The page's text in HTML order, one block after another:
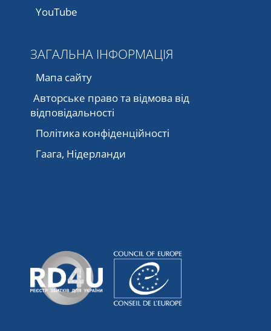
YouTube
ЗАГАЛЬНА ІНФОРМАЦІЯ
Мапа сайту
Авторське право та відмова від
відповідальності
Політика конфіденційності
Гаага, Нідерланди